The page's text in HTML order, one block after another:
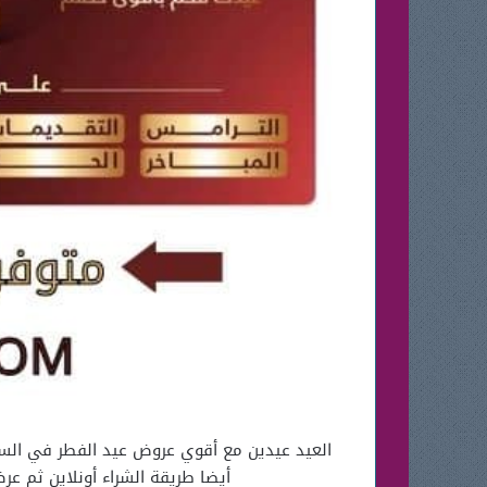
أيضا طريقة الشراء أونلاين